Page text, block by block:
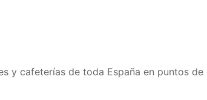
y cafeterías de toda España en puntos